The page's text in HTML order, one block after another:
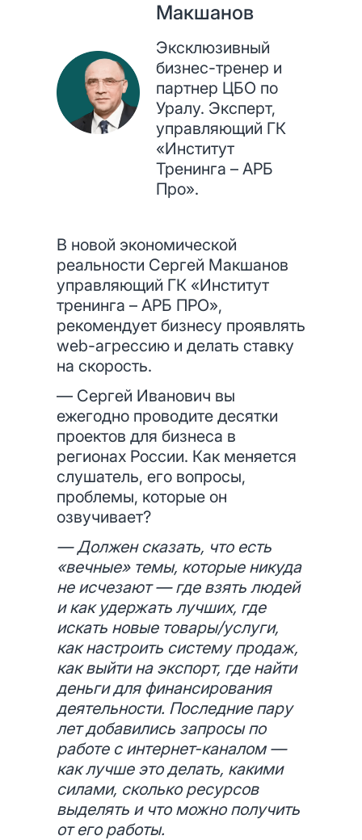
Макшанов
Эксклюзивный
бизнес-тренер и
партнер ЦБО по
Уралу. Эксперт,
управляющий ГК
«Институт
Тренинга – АРБ
Про».
В новой экономической
реальности Сергей Макшанов
управляющий ГК «Институт
тренинга – АРБ ПРО»,
рекомендует бизнесу проявлять
web-агрессию и делать ставку
на скорость.
— Сергей Иванович вы
ежегодно проводите десятки
проектов для бизнеса в
регионах России. Как меняется
слушатель, его вопросы,
проблемы, которые он
озвучивает?
— Должен сказать, что есть
«вечные» темы, которые никуда
не исчезают — где взять людей
и как удержать лучших, где
искать новые товары/услуги,
как настроить систему продаж,
как выйти на экспорт, где найти
деньги для финансирования
деятельности. Последние пару
лет добавились запросы по
работе с интернет-каналом —
как лучше это делать, какими
силами, сколько ресурсов
выделять и что можно получить
от его работы.